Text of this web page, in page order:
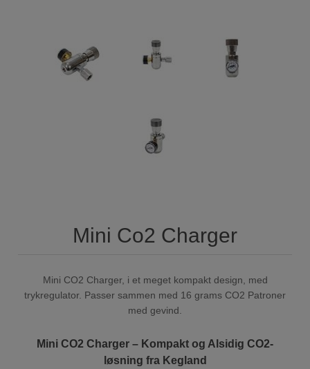
Mini Co2 Charger
Mini CO2 Charger, i et meget kompakt design, med
trykregulator. Passer sammen med 16 grams CO2 Patroner
med gevind.
Mini CO2 Charger – Kompakt og Alsidig CO2-
løsning fra Kegland